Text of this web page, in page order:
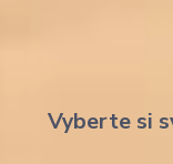
Vyberte si